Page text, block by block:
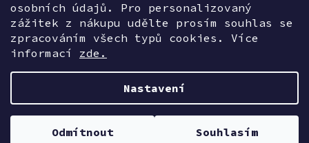
osobních údajů. Pro personalizovaný
zážitek z nákupu udělte prosím souhlas se
zpracováním všech typů cookies. Více
informací zde.
Nastavení
Odmítnout Souhlasím
Kontaktujte nás